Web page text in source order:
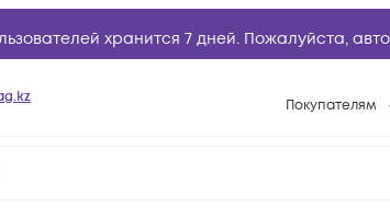
хранится 7 дней. Пожалуйста,
Покупателям